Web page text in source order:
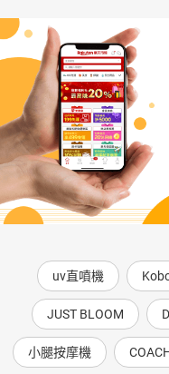
【混合題型】 Wet
Around 吃貨必逛：你要的
【新聞英語】 US
垃圾罰單！Dish Network
【歷史迴廊(全程英文講解)
Everything 《古騰堡聖經》
【文意選填】 Hunting for
到～
【閱讀測驗(全程英文講解)
界的掌上明珠 認識軟萌柯爾
【篇章結構(素養快充站)】
【解析文法】 完整學習教
uv直噴機
JUST BLOOM
小腿按摩機